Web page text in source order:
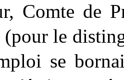
Comte de
(pour le
se